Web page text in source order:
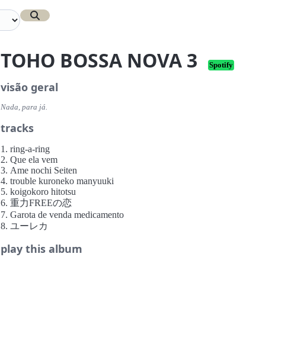
TOHO BOSSA NOVA 3
Spotify
visão geral
Nada, para já.
tracks
1. ring-a-ring
2. Que ela vem
3. Ame nochi Seiten
4. trouble kuroneko manyuuki
5. koigokoro hitotsu
6. 重力FREEの恋
7. Garota de venda medicamento
8. ユーレカ
play this album